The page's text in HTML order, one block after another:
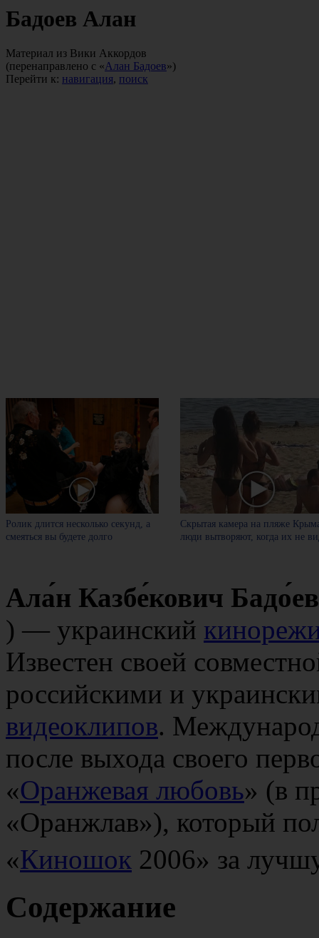
Бадоев Алан
Материал из Вики Аккордов
(перенаправлено с «Алан Бадоев»)
Перейти к: навигация, поиск
Ролик длится несколько секунд, а
смеяться вы будете долго
Скрытая камера на пляже
люди вытворяют, когда их не
Ала́н Казбе́кович Бадо́ев
) — украинский
Известен своей
российскими и
видеоклипов.
после выхода своего
«Оранжевая любовь» (в
«Оранжлав»), который
«Киношок 2006» за
Содержание